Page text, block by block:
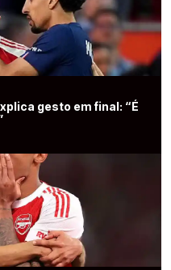
gesto em final: “É